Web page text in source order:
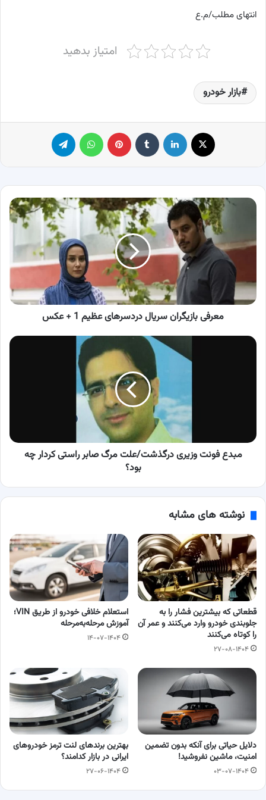
انتهای مطلب/م.ع
امتیاز بدهید
بازار خودرو
لینکدین ‫تامبلر پینترست واتس آپ
معرفی
دردسرهای
عظیم
عکس
معرفی بازیگران سریال دردسرهای عظیم 1 + عکس
مبدع
کردار
مبدع فونت وزیری درگذشت/علت مرگ صابر راستی کردار چه
بود؟
نوشته های مشابه
قطعاتی که بیشترین فشار را به
جلوبندی خودرو وارد می‌کنند و عمر آن
را کوتاه می‌کنند
۲۷-۰۸-۱۴۰۴
استعلام خلافی خودرو از طریق VIN؛
آموزش مرحله‌به‌مرحله
۱۴-۰۷-۱۴۰۴
دلایل حیاتی برای آنکه بدون تضمین
امنیت، ماشین نفروشید!
۰۳-۰۷-۱۴۰۴
بهترین برندهای لنت ترمز خودروهای
ایرانی در بازار کدامند؟
۲۷-۰۶-۱۴۰۴